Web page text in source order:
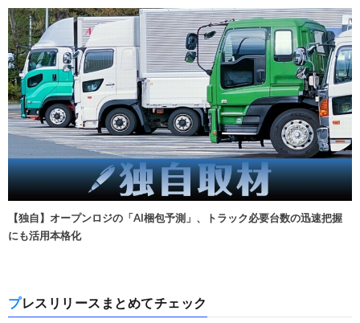
【独自】オープンロジの「AI梱包予測」、トラック必要台数の迅速把握
にも活用本格化
プレスリリースまとめてチェック